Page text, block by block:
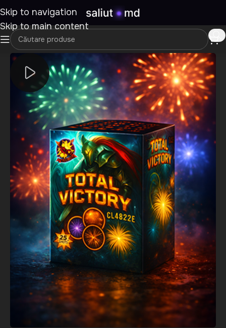
Skip to navigation
Skip to main content